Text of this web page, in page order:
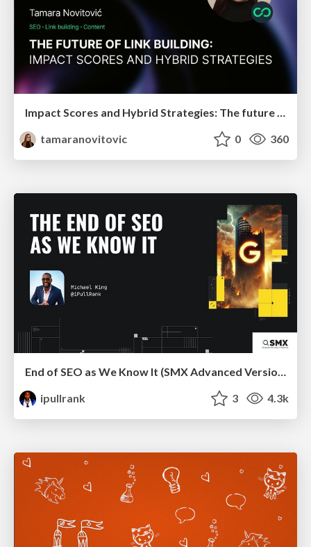
Impact Scores and Hybrid Strategies: The future of link building
tamaranovitovic
0 360
ipullrank
3 4.3k